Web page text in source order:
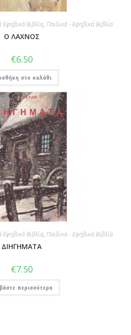
Εφηβικά Βιβλία, Παιδικά - Εφηβικά Βιβλία
Ο ΛΑΧΝΟΣ
€6.50
στο καλάθι
Εφηβικά Βιβλία, Παιδικά - Εφηβικά Βιβλία
ΔΙΗΓΗΜΑΤΑ
€7.50
περισσότερα